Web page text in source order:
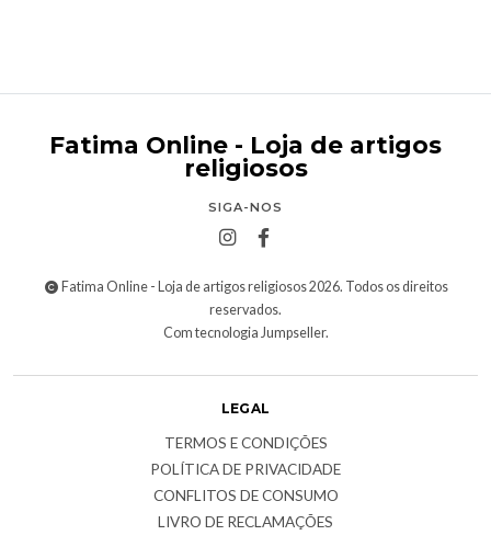
Fatima Online - Loja de artigos
religiosos
SIGA-NOS
Fatima Online - Loja de artigos religiosos 2026. Todos os direitos
reservados.
Com tecnologia Jumpseller.
LEGAL
TERMOS E CONDIÇÕES
POLÍTICA DE PRIVACIDADE
CONFLITOS DE CONSUMO
LIVRO DE RECLAMAÇÕES